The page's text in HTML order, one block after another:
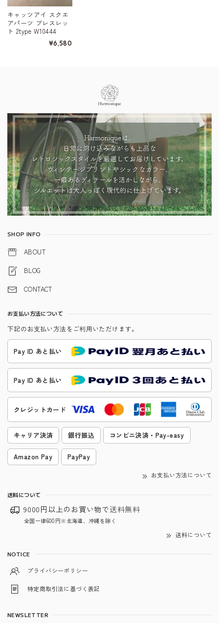
キャッツアイ スクエ
アパーツ ブレスレッ
ト 2type W10444
¥6,580
SHOP INFO
ABOUT
BLOG
CONTACT
お支払い方法について
下記のお支払い方法をご利用いただけます。
Pay ID あと払い
Pay ID あと払い
クレジットカード
キャリア決済 銀行振込 コンビニ決済・Pay-easy
Amazon Pay PayPay
お支払い方法について
送料について
9000円以上のお買い物で送料無料
全国一律600円※北海道、沖縄を除く
送料について
NOTICE
プライバシーポリシー
特定商取引法に基づく表記
NEWSLETTER